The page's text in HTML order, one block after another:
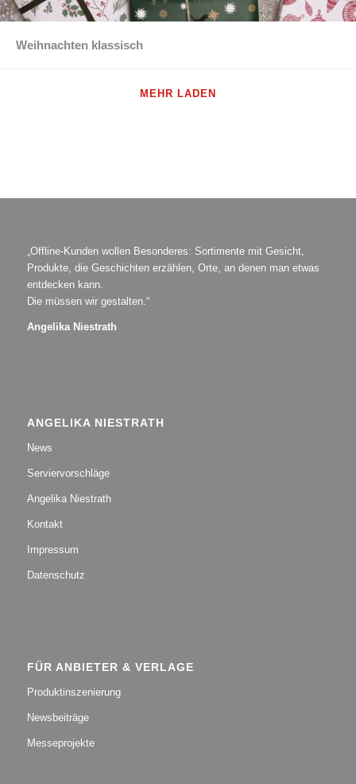
Weihnachten klassisch
MEHR LADEN
„Offline-Kunden wollen Besonderes: Sortimente mit Gesicht,
Produkte, die Geschichten erzählen, Orte, an denen man etwas
entdecken kann.
Die müssen wir gestalten.“
Angelika Niestrath
ANGELIKA NIESTRATH
News
Serviervorschläge
Angelika Niestrath
Kontakt
Impressum
Datenschutz
FÜR ANBIETER & VERLAGE
Produktinszenierung
Newsbeiträge
Messeprojekte